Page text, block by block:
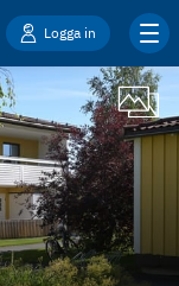
Logga in